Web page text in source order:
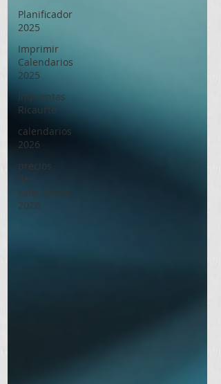
Planificador
2025
Imprimir
Calendarios
2025
Imprentas
Ricaurte
calendarios
2026
precios
de
calendarios
2026